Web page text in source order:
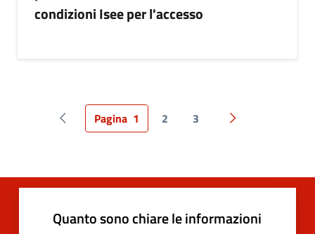
condizioni Isee per l'accesso
Pagina precedente
Pagina 1 2 3 Pagina
Quanto sono chiare le informazioni